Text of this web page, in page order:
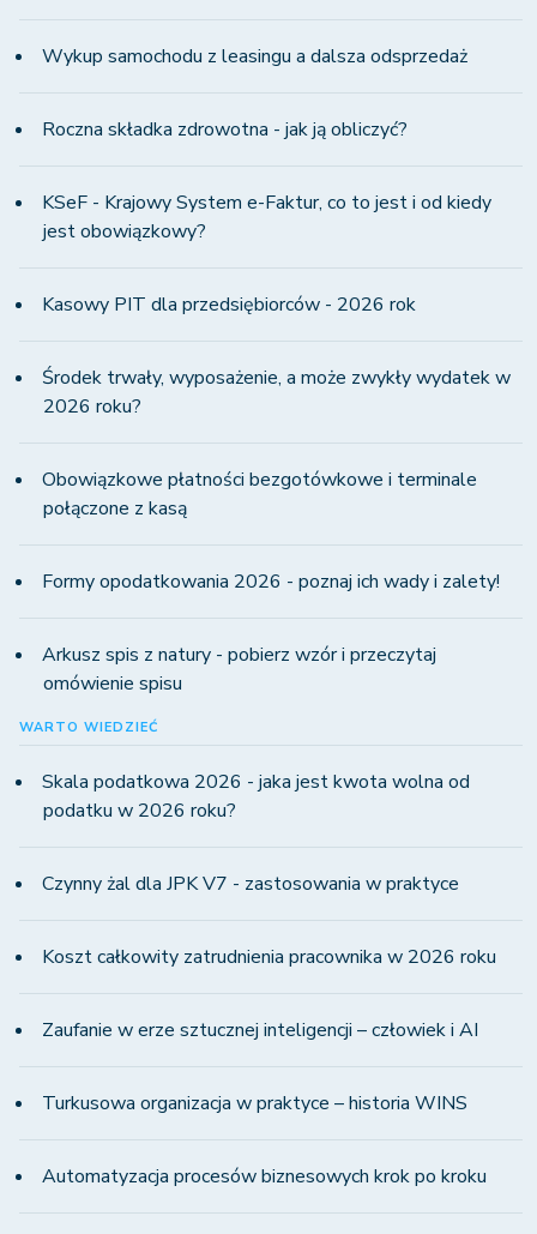
Wykup samochodu z leasingu a dalsza odsprzedaż
Roczna składka zdrowotna - jak ją obliczyć?
KSeF - Krajowy System e-Faktur, co to jest i od kiedy
jest obowiązkowy?
Kasowy PIT dla przedsiębiorców - 2026 rok
Środek trwały, wyposażenie, a może zwykły wydatek w
2026 roku?
Obowiązkowe płatności bezgotówkowe i terminale
połączone z kasą
Formy opodatkowania 2026 - poznaj ich wady i zalety!
Arkusz spis z natury - pobierz wzór i przeczytaj
omówienie spisu
WARTO WIEDZIEĆ
Skala podatkowa 2026 - jaka jest kwota wolna od
podatku w 2026 roku?
Czynny żal dla JPK V7 - zastosowania w praktyce
Koszt całkowity zatrudnienia pracownika w 2026 roku
Zaufanie w erze sztucznej inteligencji – człowiek i AI
Turkusowa organizacja w praktyce – historia WINS
Automatyzacja procesów biznesowych krok po kroku